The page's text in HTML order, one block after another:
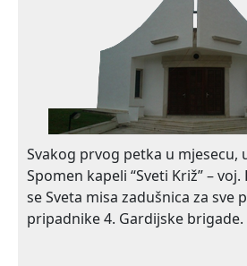
Svakog prvog petka u mjesecu,
Spomen kapeli “Sveti Križ” –
se Sveta misa zadušnica za sve
pripadnike 4. Gardijske brigade.